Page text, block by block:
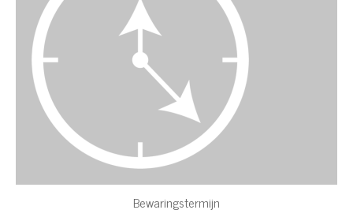
Bewaringstermijn